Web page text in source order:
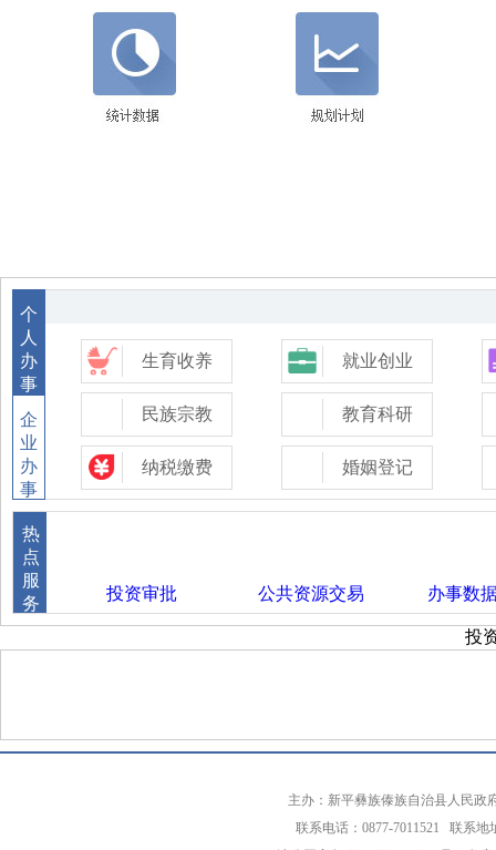
个
人
办
事
企
业
办
事
生育收养 就业创业
民族宗教 教育科研
纳税缴费 婚姻登记
死亡殡葬 其他
热
点
服
务
投资审批 公共资源交易 办事数
投
主办：新平彝族傣族自治县人民
联系电话：0877-7011521 联系